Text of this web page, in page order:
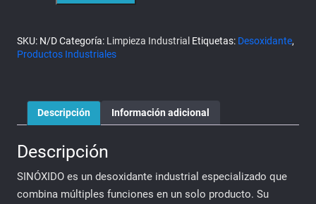
SINÓXIDO
SKU: N/DCategoría: Limpieza Industrial Etiquetas: Desoxidante,
Productos Industriales
Descripción Información adicional
Descripción
SINÓXIDO es un desoxidante industrial especializado que
combina múltiples funciones en un solo producto. Su